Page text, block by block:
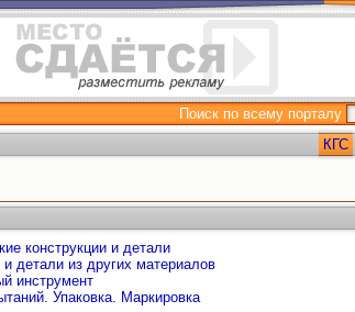
Поиск по всему порталу
КГС
конструкции и детали
детали из других материалов
инструмент
Упаковка. Маркировка